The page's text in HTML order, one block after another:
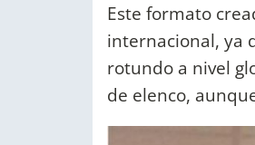
Este formato
internacional, ya
rotundo a nivel
de elenco,